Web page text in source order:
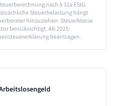
nach § 32a EStG.
Steuerbelastung hängt
hinzuziehen. Steuerklasse
berücksichtigt. Ab 2025:
beantragen.